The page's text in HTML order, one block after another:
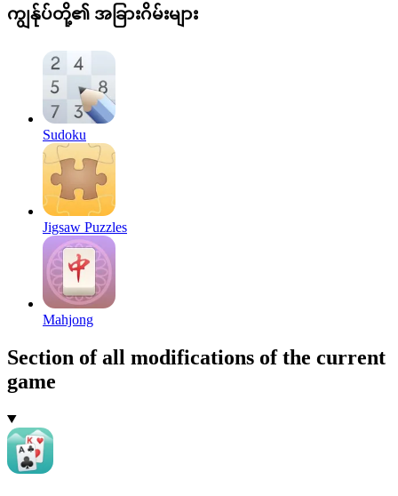
ကျွန်ုပ်တို့၏ အခြားဂိမ်းများ
Sudoku
Jigsaw Puzzles
Mahjong
Section of all modifications of the current
game